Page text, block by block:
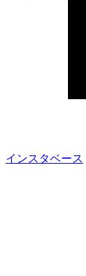
インスタベース